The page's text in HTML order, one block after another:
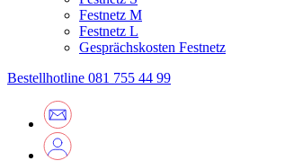
Festnetz M
Festnetz L
Gesprächskosten Festnetz
Bestellhotline 081 755 44 99